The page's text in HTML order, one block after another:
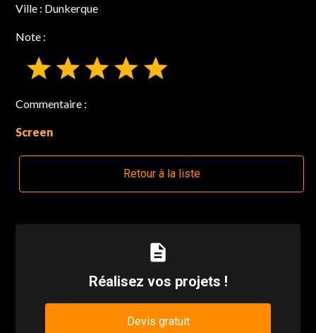
Ville : Dunkerque
Note :
Commentaire :
Screen
Retour à la liste
description
Réalisez vos projets !
Devis gratuit